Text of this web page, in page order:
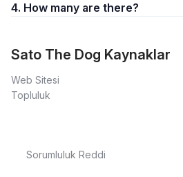
4. How many are there?
Sato The Dog Kaynaklar
Web Sitesi
Topluluk
Sorumluluk Reddi